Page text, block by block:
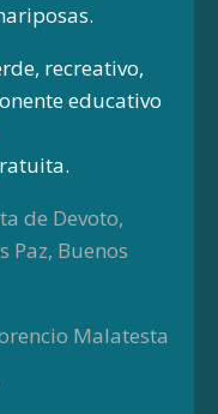
recreativo,
educativo
de Devoto,
Paz, Buenos
Malatesta